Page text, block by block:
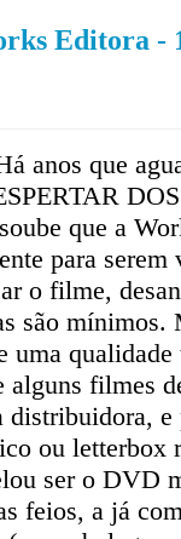
Editora -
anos que
que a
para serem
o filme,
são mínimos.
uma
alguns filmes
e
ou letterbox
ser o DVD
feios, a já